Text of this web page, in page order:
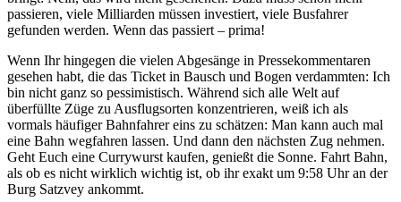
passieren, viele Milliarden müssen investiert, viele Busfahrer
gefunden werden. Wenn das passiert – prima!
Wenn Ihr hingegen die vielen Abgesänge in Pressekommentaren
gesehen habt, die das Ticket in Bausch und Bogen verdammten: Ich
bin nicht ganz so pessimistisch. Während sich alle Welt auf
überfüllte Züge zu Ausflugsorten konzentrieren, weiß ich als
vormals häufiger Bahnfahrer eins zu schätzen: Man kann auch mal
eine Bahn wegfahren lassen. Und dann den nächsten Zug nehmen.
Geht Euch eine Currywurst kaufen, genießt die Sonne. Fahrt Bahn,
als ob es nicht wirklich wichtig ist, ob ihr exakt um 9:58 Uhr an der
Burg Satzvey ankommt.